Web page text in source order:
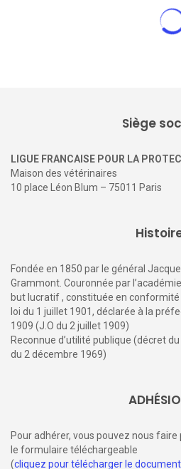
Une Nouvelle vie